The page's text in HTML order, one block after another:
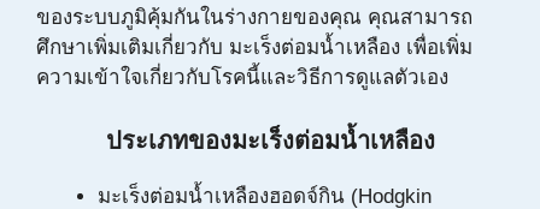
ของระบบภูมิคุ้มกันในร่างกายของคุณ คุณสามารถ
ศึกษาเพิ่มเติมเกี่ยวกับ มะเร็งต่อมน้ำเหลือง เพื่อเพิ่ม
ความเข้าใจเกี่ยวกับโรคนี้และวิธีการดูแลตัวเอง
ประเภทของมะเร็งต่อมน้ำเหลือง
มะเร็งต่อมน้ำเหลืองฮอดจ์กิน (Hodgkin